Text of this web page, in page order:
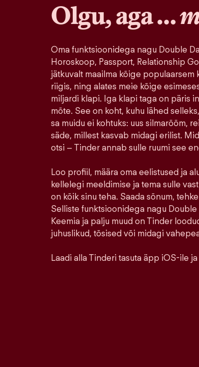
Olgu, aga …
Oma funktsioonidega nagu Double
Horoskoop, Passport, Relationship
jätkuvalt maailma kõige populaarsem
riigis, ning alates meie kõige
miljardi klapi. Iga klapi taga on päris
mõte. See on koht, kuhu lähed
sa muidu ei kohtuks: uus silmarõõm,
säde, millest kasvab midagi erilist.
otsi – Tinder annab sulle ruumi see
Loo profiil, määra oma eelistused ja
kellelegi meeldimise ja tema sulle
on kõik sinu teha. Saada sõnum,
Selliste funktsioonidega nagu Double
Keemia ja palju muud on Tinder
juhuslikud, tõsised või midagi
Laadi alla Tinderi tasuta äpp iOS-ile